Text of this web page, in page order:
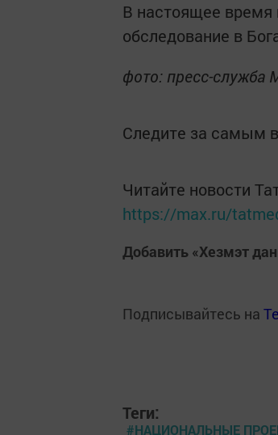
В настоящее время
обследование в
фото: пресс-служба
Следите за самым
Читайте новости
https://max.ru/
Добавить «Хезмэт
Подписывайтесь на
Теги:
#НАЦИОНАЛЬНЫЕ